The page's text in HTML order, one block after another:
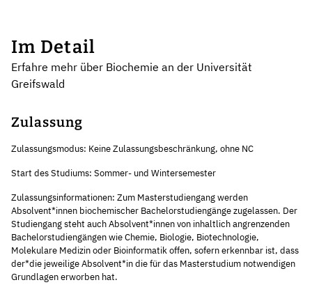
Im Detail
Erfahre mehr über Biochemie an der Universität
Greifswald
Zulassung
Zulassungsmodus: Keine Zulassungsbeschränkung, ohne NC
Start des Studiums: Sommer- und Wintersemester
Zulassungsinformationen: Zum Masterstudiengang werden
Absolvent*innen biochemischer Bachelorstudiengänge zugelassen. Der
Studiengang steht auch Absolvent*innen von inhaltlich angrenzenden
Bachelorstudiengängen wie Chemie, Biologie, Biotechnologie,
Molekulare Medizin oder Bioinformatik offen, sofern erkennbar ist, dass
der*die jeweilige Absolvent*in die für das Masterstudium notwendigen
Grundlagen erworben hat.